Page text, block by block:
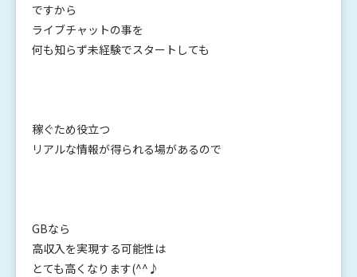
ですから
ライブチャットの事を
何も知らず未経験でスタートしても
稼ぐため役立つ
リアルな情報が得られる場があるので
GBなら
高収入を実現する可能性は
とても高くなります(^^♪